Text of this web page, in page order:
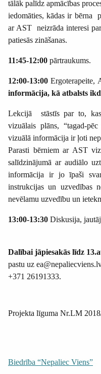
tālāk palīdz apmācības
iedomāties, kādas ir bērna
ar AST neizrāda interesi
patiesās zināšanas.
11:45-12:00 pārtraukums.
12:00-13:00 Ergoterapeite,
informācija, kā atbalsts
Lekcijā stāstīs par to,
vizuālais plāns, “tagad-
vizuālā informācija ir ļoti
Parasti bērniem ar AST
salīdzinājumā ar audiālo
informācija ir jo īpaši
instrukcijas un uzvedības
nevēlamu uzvedību un
13:00-13:30 Diskusija,
Dalībai jāpiesakās līdz
pastu uz
+371 26191333.
Projekta līguma Nr.LM
Biedrība “Nepaliec Viens”